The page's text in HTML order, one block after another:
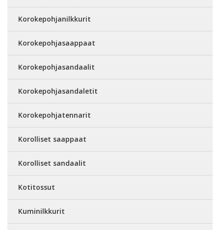
Korokepohjanilkkurit
Korokepohjasaappaat
Korokepohjasandaalit
Korokepohjasandaletit
Korokepohjatennarit
Korolliset saappaat
Korolliset sandaalit
Kotitossut
Kuminilkkurit